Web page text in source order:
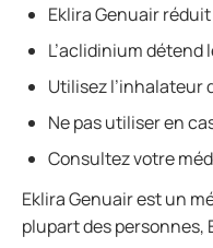
Eklira Genuair
L’aclidinium
Utilisez l’inhalateur
Ne pas utiliser en
Consultez votre
Eklira Genuair est un
plupart des personnes,